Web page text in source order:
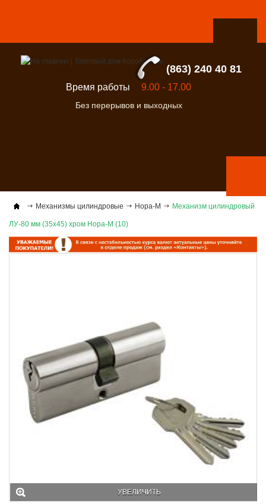
(863) 240 40 81
Время работы 9.00 - 17.00
Без перерывов и выходных
Механизмы цилиндровые Нора-М Механизм цилиндровый
ЛУ-80 мм (35х45) хром Нора-М (10)
УВЕЛИЧИТЬ